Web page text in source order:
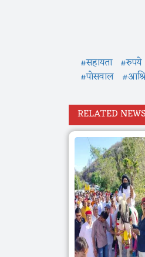
#सहायता #रुपये
#पोसवाल
RELATED NEWS